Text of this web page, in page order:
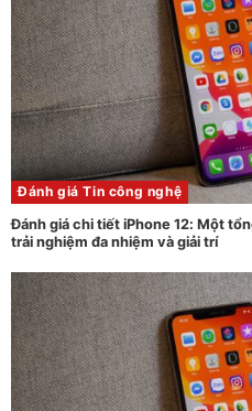
Đánh giá Tin công nghệ
Đánh giá chi tiết iPhone 12: Một
trải nghiệm đa nhiệm và giải trí